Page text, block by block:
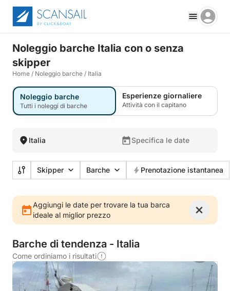
Noleggio barche Italia con o senza
skipper
Home / Noleggio barche / Italia
Noleggio barche
Tutti i noleggi di barche
Esperienze giornaliere
Attività con il capitano
Italia Specifica le date
Skipper Barche Prenotazione istantanea
Aggiungi le date per trovare la tua barca
ideale al miglior prezzo
Barche di tendenza - Italia
Come ordiniamo i risultati